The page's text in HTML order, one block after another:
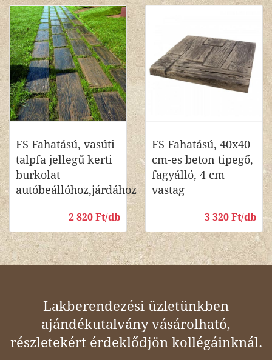
FS Fahatású, vasúti
talpfa jellegű kerti
burkolat
autóbeállóhoz,járdához
2 820 Ft/db
FS Fahatású, 40x40
cm-es beton tipegő,
fagyálló, 4 cm
vastag
3 320 Ft/db
Lakberendezési üzletünkben
ajándékutalvány vásárolható,
részletekért érdeklődjön kollégáinknál.